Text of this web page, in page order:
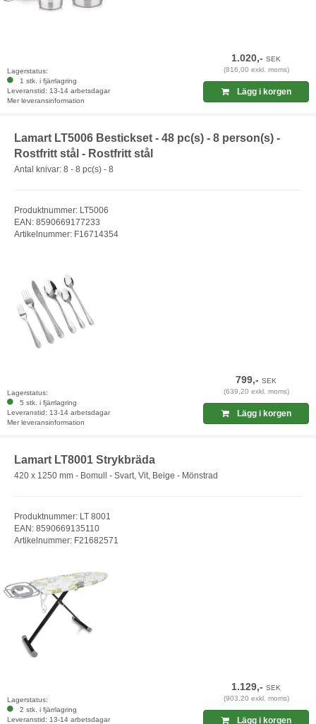
Lagerstatus:
1 stk. i fjärrlagring
Leveranstid: 13-14 arbetsdagar
Mer leveransinformation
1.020,-SEK
(816,00 exkl. moms)
Lägg i korgen
Lamart LT5006 Bestickset - 48 pc(s) - 8 person(s) -
Rostfritt stål - Rostfritt stål
Antal knivar: 8 - 8 pc(s) - 8
Produktnummer: LT5006
EAN: 8590669177233
Artikelnummer: F16714354
Lagerstatus:
5 stk. i fjärrlagring
Leveranstid: 13-14 arbetsdagar
Mer leveransinformation
799,-SEK
(639,20 exkl. moms)
Lägg i korgen
Lamart LT8001 Strykbräda
420 x 1250 mm - Bomull - Svart, Vit, Beige - Mönstrad
Produktnummer: LT 8001
EAN: 8590669135110
Artikelnummer: F21682571
Lagerstatus:
2 stk. i fjärrlagring
Leveranstid: 13-14 arbetsdagar
1.129,-SEK
(903,20 exkl. moms)
Lägg i korgen